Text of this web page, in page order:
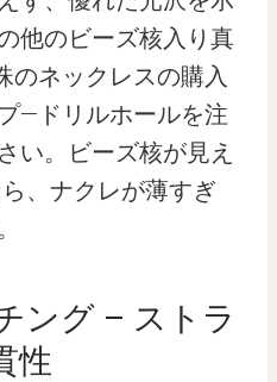
他のビーズ核入り真
ネックレスの購入
—ドリルホールを注
い。ビーズ核が見え
、ナクレが薄すぎ
ング – ストラ
性